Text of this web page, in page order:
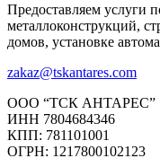
Предоставляем услуги
металлоконструкций,
домов, установке
zakaz@tskantares.com
ООО “ТСК АНТАРЕС”
ИНН 7804684346
КПП: 781101001
ОГРН: 1217800102123